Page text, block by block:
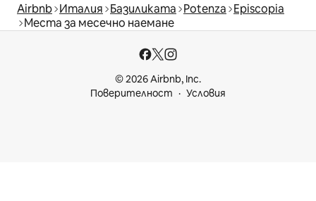
Airbnb Италия Базиликата Potenza Episcopia
Места за месечно наемане
© 2026 Airbnb, Inc.
Поверителност
Условия